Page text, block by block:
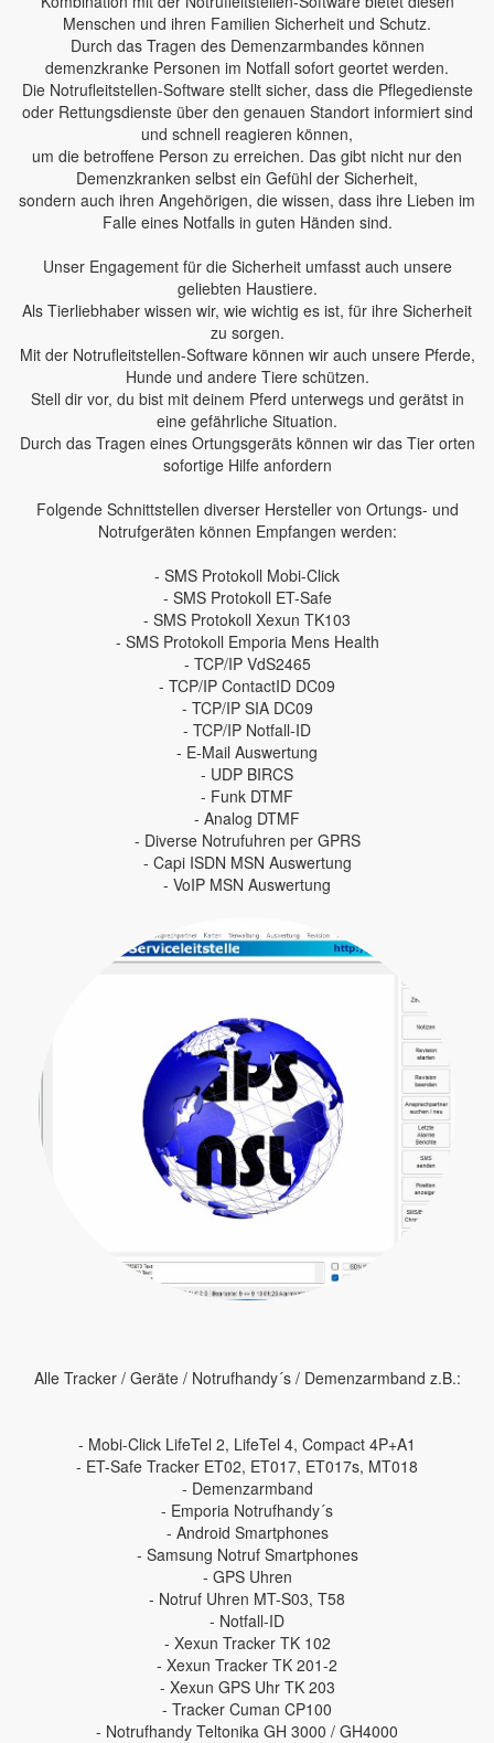
Menschen und ihren Familien Sicherheit und Schutz.
Durch das Tragen des Demenzarmbandes können
demenzkranke Personen im Notfall sofort geortet werden.
Die Notrufleitstellen-Software stellt sicher, dass die Pflegedienste
oder Rettungsdienste über den genauen Standort informiert sind
und schnell reagieren können,
um die betroffene Person zu erreichen. Das gibt nicht nur den
Demenzkranken selbst ein Gefühl der Sicherheit,
sondern auch ihren Angehörigen, die wissen, dass ihre Lieben im
Falle eines Notfalls in guten Händen sind.
Unser Engagement für die Sicherheit umfasst auch unsere
geliebten Haustiere.
Als Tierliebhaber wissen wir, wie wichtig es ist, für ihre Sicherheit
zu sorgen.
Mit der Notrufleitstellen-Software können wir auch unsere Pferde,
Hunde und andere Tiere schützen.
Stell dir vor, du bist mit deinem Pferd unterwegs und gerätst in
eine gefährliche Situation.
Durch das Tragen eines Ortungsgeräts können wir das Tier orten
sofortige Hilfe anfordern
Folgende Schnittstellen diverser Hersteller von Ortungs- und
Notrufgeräten können Empfangen werden:
- SMS Protokoll Mobi-Click
- SMS Protokoll ET-Safe
- SMS Protokoll Xexun TK103
- SMS Protokoll Emporia Mens Health
- TCP/IP VdS2465
- TCP/IP ContactID DC09
- TCP/IP SIA DC09
- TCP/IP Notfall-ID
- E-Mail Auswertung
- UDP BIRCS
- Funk DTMF
- Analog DTMF
- Diverse Notrufuhren per GPRS
- Capi ISDN MSN Auswertung
- VoIP MSN Auswertung
Alle Tracker / Geräte / Notrufhandy´s / Demenzarmband z.B.:
- Mobi-Click LifeTel 2, LifeTel 4, Compact 4P+A1
- ET-Safe Tracker ET02, ET017, ET017s, MT018
- Demenzarmband
- Emporia Notrufhandy´s
- Android Smartphones
- Samsung Notruf Smartphones
- GPS Uhren
- Notruf Uhren MT-S03, T58
- Notfall-ID
- Xexun Tracker TK 102
- Xexun Tracker TK 201-2
- Xexun GPS Uhr TK 203
- Tracker Cuman CP100
- Notrufhandy Teltonika GH 3000 / GH4000